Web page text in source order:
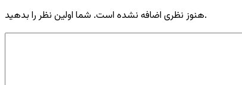
هنوز نظری اضافه نشده است. شما اولین نظر را بدهید.